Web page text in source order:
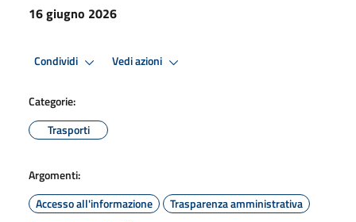
16 giugno 2026
Condividi Vedi azioni
Categorie:
Trasporti
Argomenti:
Accesso all'informazione
Trasparenza amministrativa